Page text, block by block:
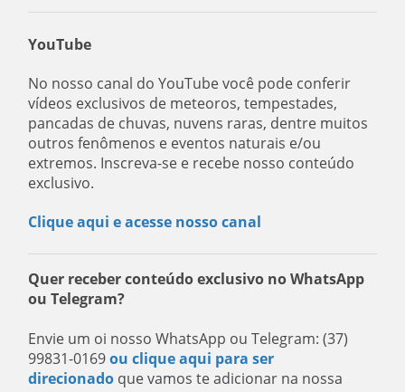
YouTube
No nosso canal do YouTube você pode conferir
vídeos exclusivos de meteoros, tempestades,
pancadas de chuvas, nuvens raras, dentre muitos
outros fenômenos e eventos naturais e/ou
extremos. Inscreva-se e recebe nosso conteúdo
exclusivo.
Clique aqui e acesse nosso canal
Quer receber conteúdo exclusivo no WhatsApp
ou Telegram?
Envie um oi nosso WhatsApp ou Telegram: (37)
99831-0169ou clique aqui para ser
direcionado que vamos te adicionar na nossa